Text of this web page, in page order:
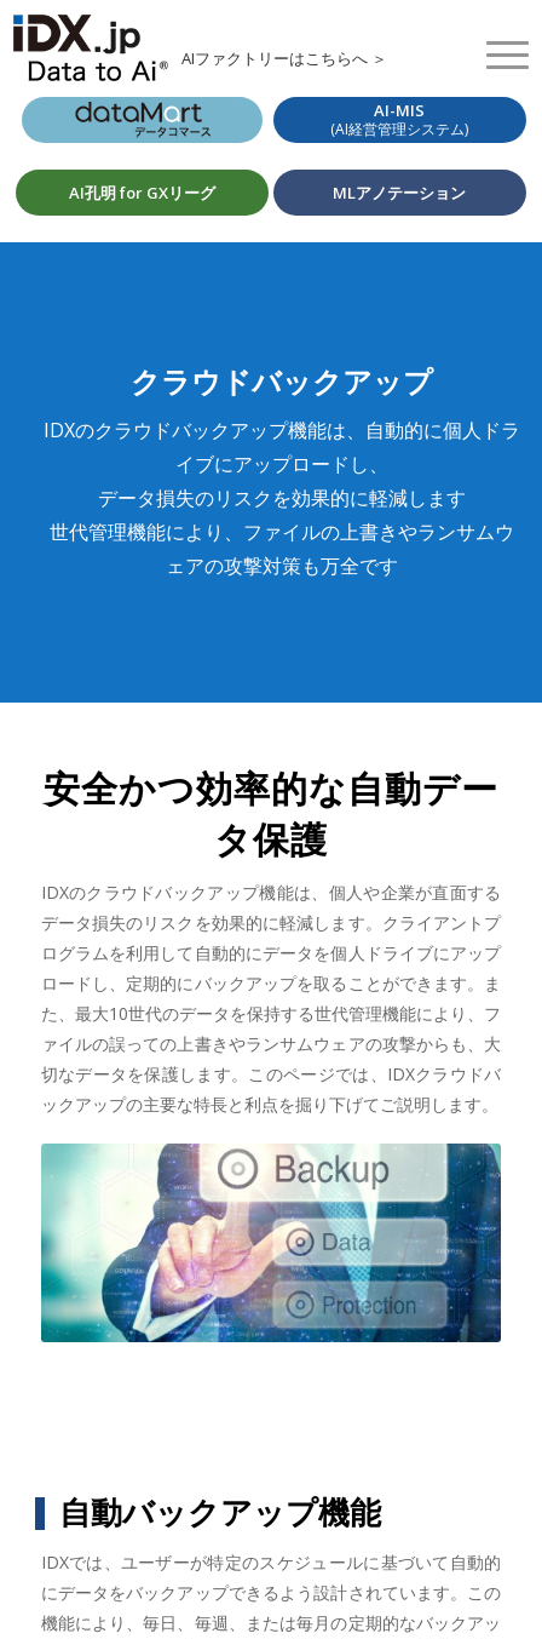
AIファクトリーはこちらへ ＞
AI-MIS
(AI経営管理システム)
AI孔明 for GXリーグ MLアノテーション
クラウドバックアップ
IDXのクラウドバックアップ機能は、自動的に個人ドラ
イブにアップロードし、
データ損失のリスクを効果的に軽減します
世代管理機能により、ファイルの上書きやランサムウ
ェアの攻撃対策も万全です
安全かつ効率的な自動デー
タ保護
IDXのクラウドバックアップ機能は、個人や企業が直面する
データ損失のリスクを効果的に軽減します。クライアントプ
ログラムを利用して自動的にデータを個人ドライブにアップ
ロードし、定期的にバックアップを取ることができます。ま
た、最大10世代のデータを保持する世代管理機能により、フ
ァイルの誤っての上書きやランサムウェアの攻撃からも、大
切なデータを保護します。このページでは、IDXクラウドバ
ックアップの主要な特長と利点を掘り下げてご説明します。
自動バックアップ機能
IDXでは、ユーザーが特定のスケジュールに基づいて自動的
にデータをバックアップできるよう設計されています。この
機能により、毎日、毎週、または毎月の定期的なバックアッ